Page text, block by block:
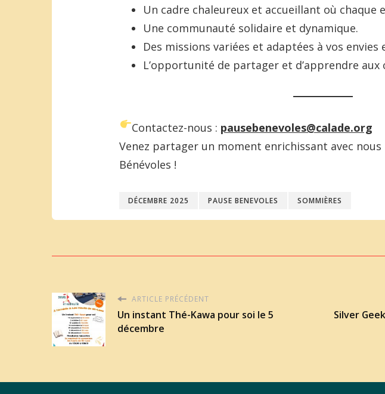
Un cadre chaleureux et accueillant où chaque
Une communauté solidaire et dynamique.
Des missions variées et adaptées à vos envies
L’opportunité de partager et d’apprendre aux
Contactez-nous : pausebenevoles@calade.org
Venez partager un moment enrichissant avec
Bénévoles !
DÉCEMBRE 2025 PAUSE BENEVOLES SOMMIÈRES
ARTICLE PRÉCÉDENT
Un instant Thé-Kawa pour soi le 5
décembre
Silver